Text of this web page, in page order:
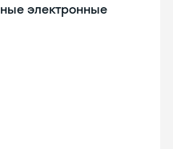
электронные